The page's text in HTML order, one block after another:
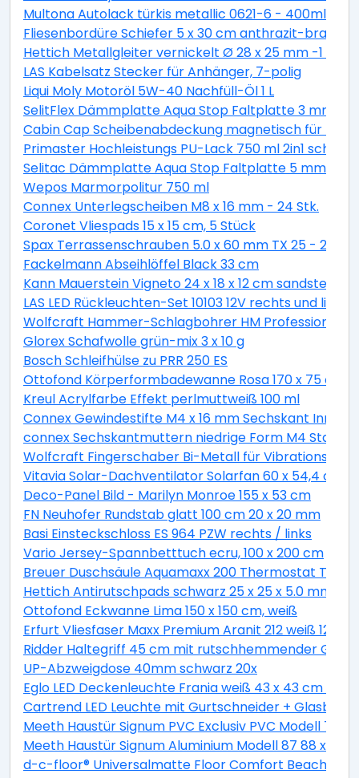
Multona Autolack türkis metallic 0621-6 - 400ml
Fliesenbordüre Schiefer 5 x 30 cm anthrazit-braun
Hettich Metallgleiter vernickelt Ø 28 x 25 mm -1
LAS Kabelsatz Stecker für Anhänger, 7-polig
Liqui Moly Motoröl 5W-40 Nachfüll-Öl 1 L
SelitFlex Dämmplatte Aqua Stop Faltplatte 3 mm
Cabin Cap Scheibenabdeckung magnetisch für
Primaster Hochleistungs PU-Lack 750 ml 2in1
Selitac Dämmplatte Aqua Stop Faltplatte 5 mm
Wepos Marmorpolitur 750 ml
Connex Unterlegscheiben M8 x 16 mm - 24 Stk.
Coronet Vliespads 15 x 15 cm, 5 Stück
Spax Terrassenschrauben 5.0 x 60 mm TX 25 - 200
Fackelmann Abseihlöffel Black 33 cm
Kann Mauerstein Vigneto 24 x 18 x 12 cm
LAS LED Rückleuchten-Set 10103 12V rechts und links
Wolfcraft Hammer-Schlagbohrer HM Professional
Glorex Schafwolle grün-mix 3 x 10 g
Bosch Schleifhülse zu PRR 250 ES
Ottofond Körperformbadewanne Rosa 170 x 75 cm,
Kreul Acrylfarbe Effekt perlmuttweiß 100 ml
Connex Gewindestifte M4 x 16 mm Sechskant Innen
connex Sechskantmuttern niedrige Form M4 Stahl
Wolfcraft Fingerschaber Bi-Metall für
Vitavia Solar-Dachventilator Solarfan 60 x 54,4 cm
Deco-Panel Bild - Marilyn Monroe 155 x 53 cm
FN Neuhofer Rundstab glatt 100 cm 20 x 20 mm
Basi Einsteckschloss ES 964 PZW rechts / links
Vario Jersey-Spannbetttuch ecru, 100 x 200 cm
Breuer Duschsäule Aquamaxx 200 Thermostat
Hettich Antirutschpads schwarz 25 x 25 x 5.0 mm -
Ottofond Eckwanne Lima 150 x 150 cm, weiß
Erfurt Vliesfaser Maxx Premium Aranit 212 weiß 12,5 x
Ridder Haltegriff 45 cm mit rutschhemmender
UP-Abzweigdose 40mm schwarz 20x
Eglo LED Deckenleuchte Frania weiß 43 x 43 cm
Cartrend LED Leuchte mit Gurtschneider +
Meeth Haustür Signum PVC Exclusiv PVC Modell 70
Meeth Haustür Signum Aluminium Modell 87 88 x 200
d-c-floor® Universalmatte Floor Comfort